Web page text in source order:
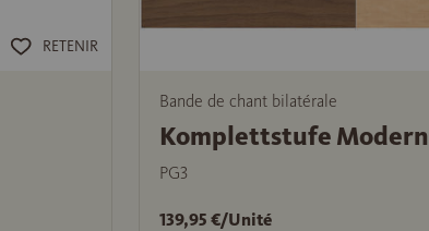
RETENIR
Bande de chant bilatérale
Komplettstufe Modern
PG3
139,95 €/Unité